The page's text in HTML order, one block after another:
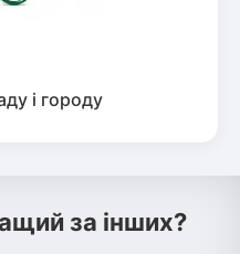
і городу
за інших?